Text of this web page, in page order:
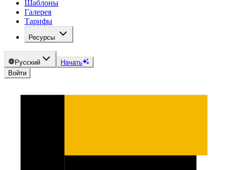
Шаблоны
Галерея
Тарифы
Ресурсы
Русский
Начать
Войти